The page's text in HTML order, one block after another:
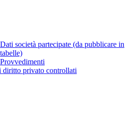
Dati società partecipate (da pubblicare in
tabelle)
Provvedimenti
diritto privato controllati